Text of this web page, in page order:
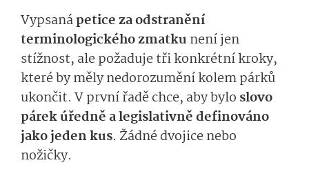
Vypsanápetice za odstranění
terminologického zmatku není jen
stížnost, ale požaduje tři konkrétní kroky,
které by měly nedorozumění kolem párků
ukončit. V první řadě chce, aby bylo slovo
párek úředně a legislativně definováno
jako jeden kus. Žádné dvojice nebo
nožičky.